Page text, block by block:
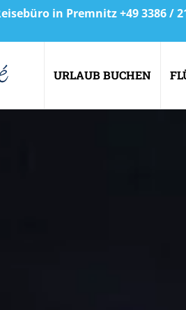
in Premnitz +49 3386 /
URLAUB BUCHEN